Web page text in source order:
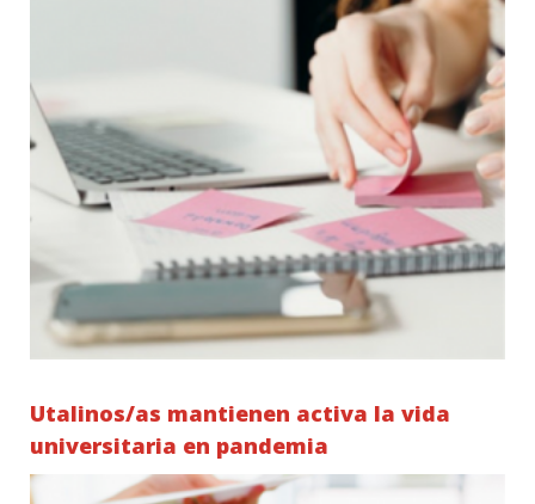
Utalinos/as mantienen activa la vida
universitaria en pandemia